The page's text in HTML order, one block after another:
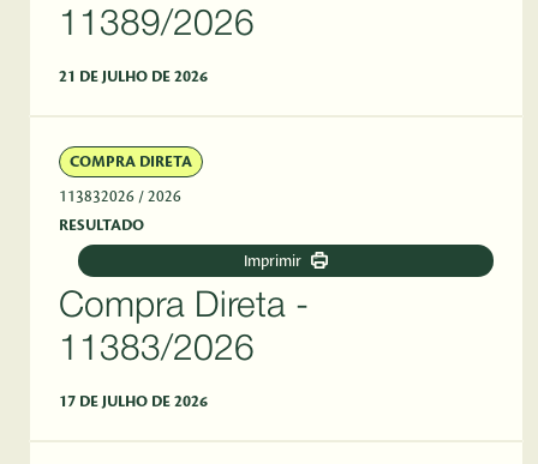
11389/2026
21 DE JULHO DE 2026
COMPRA DIRETA
113832026 / 2026
RESULTADO
Imprimir
Compra Direta -
11383/2026
17 DE JULHO DE 2026